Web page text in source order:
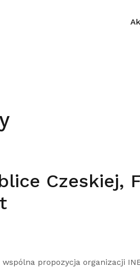
Czeskiej,
wspólna propozycja organizacji